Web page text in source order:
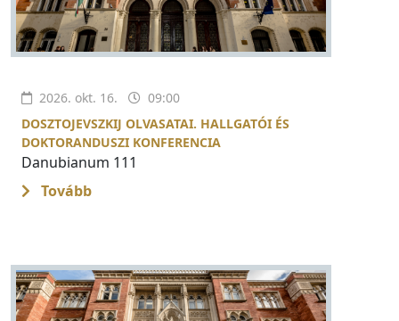
2026. okt. 16.
09:00
DOSZTOJEVSZKIJ OLVASATAI. HALLGATÓI ÉS
DOKTORANDUSZI KONFERENCIA
Danubianum 111
Tovább